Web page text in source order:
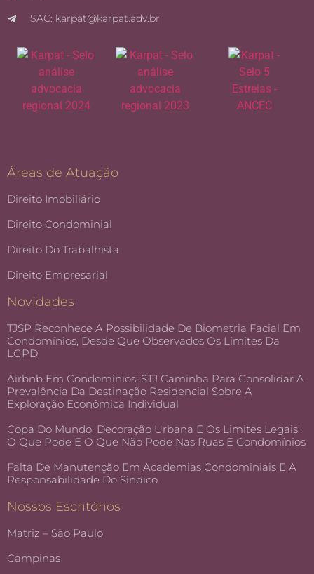
SAC: karpat@karpat.adv.br
Áreas de Atuação
Direito Imobiliário
Direito Condominial
Direito Do Trabalhista
Direito Empresarial
Novidades
TJSP Reconhece A Possibilidade De Biometria Facial Em
Condomínios, Desde Que Observados Os Limites Da
LGPD
Airbnb Em Condomínios: STJ Caminha Para Consolidar A
Prevalência Da Destinação Residencial Sobre A
Exploração Econômica Individual
Copa Do Mundo, Decoração Urbana E Os Limites Legais:
O Que Pode E O Que Não Pode Nas Ruas E Condomínios
Falta De Manutenção Em Academias Condominiais E A
Responsabilidade Do Síndico
Nossos Escritórios
Matriz – São Paulo
Campinas